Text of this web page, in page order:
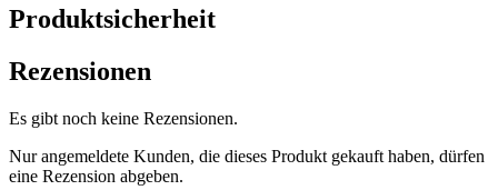
Produktsicherheit
Rezensionen
Es gibt noch keine Rezensionen.
Nur angemeldete Kunden, die dieses Produkt gekauft haben, dürfen
eine Rezension abgeben.